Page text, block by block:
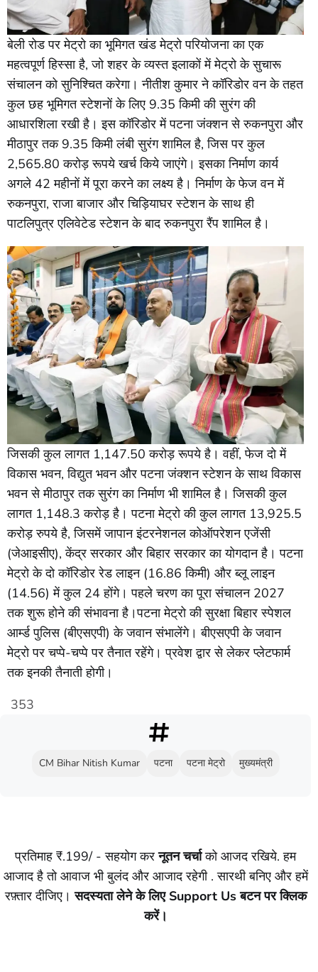
बेली रोड पर मेट्रो का भूमिगत खंड मेट्रो परियोजना का एक
महत्वपूर्ण हिस्सा है, जो शहर के व्यस्त इलाकों में मेट्रो के सुचारू
संचालन को सुनिश्चित करेगा। नीतीश कुमार ने कॉरिडोर वन के तहत
कुल छह भूमिगत स्टेशनों के लिए 9.35 किमी की सुरंग की
आधारशिला रखी है। इस कॉरिडोर में पटना जंक्शन से रुकनपुरा और
मीठापुर तक 9.35 किमी लंबी सुरंग शामिल है, जिस पर कुल
2,565.80 करोड़ रूपये खर्च किये जाएंगे। इसका निर्माण कार्य
अगले 42 महीनों में पूरा करने का लक्ष्य है। निर्माण के फेज वन में
रुकनपुरा, राजा बाजार और चिड़ियाघर स्टेशन के साथ ही
पाटलिपुत्र एलिवेटेड स्टेशन के बाद रुकनपुरा रैंप शामिल है।
जिसकी कुल लागत 1,147.50 करोड़ रूपये है। वहीं, फेज दो में
विकास भवन, विद्युत भवन और पटना जंक्शन स्टेशन के साथ विकास
भवन से मीठापुर तक सुरंग का निर्माण भी शामिल है। जिसकी कुल
लागत 1,148.3 करोड़ है। पटना मेट्रो की कुल लागत 13,925.5
करोड़ रुपये है, जिसमें जापान इंटरनेशनल कोऑपरेशन एजेंसी
(जेआइसीए), केंद्र सरकार और बिहार सरकार का योगदान है। पटना
मेट्रो के दो कॉरिडोर रेड लाइन (16.86 किमी) और ब्लू लाइन
(14.56) में कुल 24 होंगे। पहले चरण का पूरा संचालन 2027
तक शुरू होने की संभावना है।पटना मेट्रो की सुरक्षा बिहार स्पेशल
आर्म्ड पुलिस (बीएसएपी) के जवान संभालेंगे। बीएसएपी के जवान
मेट्रो पर चप्पे-चप्पे पर तैनात रहेंगे। प्रवेश द्वार से लेकर प्लेटफार्म
तक इनकी तैनाती होगी।
353
CM Bihar Nitish Kumar पटना पटना मेट्रो मुख्यमंत्री
प्रतिमाह ₹.199/ - सहयोग करनूतन चर्चाको आजद रखिये. हम
आजाद है तो आवाज भी बुलंद और आजाद रहेगी . सारथी बनिए और हमें
रफ़्तार दीजिए।सदस्यता लेने के लिए Support Us बटन पर क्लिक
करें।